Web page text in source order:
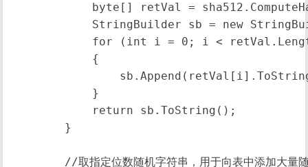
byte[] retVal =
StringBuilder sb = new
for (int i = 0; i <
            {
            }
            return sb.ToString();
        }
//取指定位数随机字符串，用于向表中添加大量